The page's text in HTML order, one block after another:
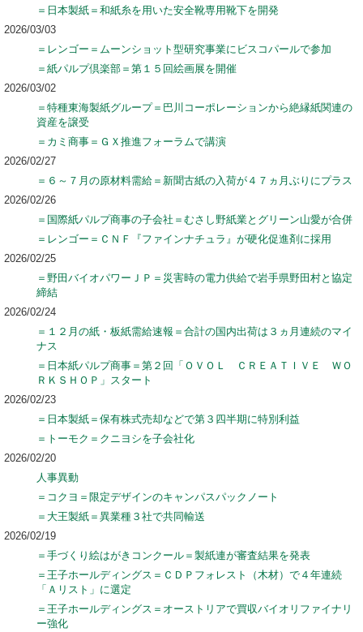
＝日本製紙＝和紙糸を用いた安全靴専用靴下を開発
2026/03/03
＝レンゴー＝ムーンショット型研究事業にビスコパールで参加
＝紙パルプ倶楽部＝第１５回絵画展を開催
2026/03/02
＝特種東海製紙グループ＝巴川コーポレーションから絶縁紙関連の
資産を譲受
＝カミ商事＝ＧＸ推進フォーラムで講演
2026/02/27
＝６～７月の原材料需給＝新聞古紙の入荷が４７ヵ月ぶりにプラス
2026/02/26
＝国際紙パルプ商事の子会社＝むさし野紙業とグリーン山愛が合併
＝レンゴー＝ＣＮＦ『ファインナチュラ』が硬化促進剤に採用
2026/02/25
＝野田バイオパワーＪＰ＝災害時の電力供給で岩手県野田村と協定
締結
2026/02/24
＝１２月の紙・板紙需給速報＝合計の国内出荷は３ヵ月連続のマイ
ナス
＝日本紙パルプ商事＝第２回「ＯＶＯＬ ＣＲＥＡＴＩＶＥ ＷＯ
ＲＫＳＨＯＰ」スタート
2026/02/23
＝日本製紙＝保有株式売却などで第３四半期に特別利益
＝トーモク＝クニヨシを子会社化
2026/02/20
人事異動
＝コクヨ＝限定デザインのキャンパスパックノート
＝大王製紙＝異業種３社で共同輸送
2026/02/19
＝手づくり絵はがきコンクール＝製紙連が審査結果を発表
＝王子ホールディングス＝ＣＤＰフォレスト（木材）で４年連続
「Ａリスト」に選定
＝王子ホールディングス＝オーストリアで買収バイオリファイナリ
ー強化